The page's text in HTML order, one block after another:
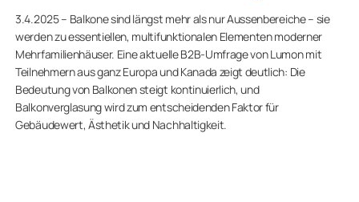
3.4.2025 – Balkone sind längst mehr als nur Aussenbereiche – sie
werden zu essentiellen, multifunktionalen Elementen moderner
Mehrfamilienhäuser. Eine aktuelle B2B-Umfrage von Lumon mit
Teilnehmern aus ganz Europa und Kanada zeigt deutlich: Die
Bedeutung von Balkonen steigt kontinuierlich, und
Balkonverglasung wird zum entscheidenden Faktor für
Gebäudewert, Ästhetik und Nachhaltigkeit.